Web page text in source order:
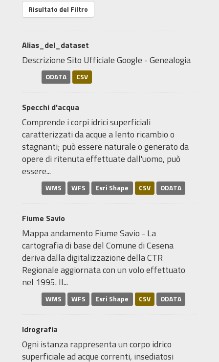
Risultato del Filtro
Alias_del_dataset
Descrizione Sito Ufficiale Google - Genealogia
ODATA CSV
Specchi d'acqua
Comprende i corpi idrici superficiali
caratterizzati da acque a lento ricambio o
stagnanti; può essere naturale o generato da
opere di ritenuta effettuate dall'uomo, può
essere...
WMS WFS Esri Shape CSV ODATA
Fiume Savio
Mappa andamento Fiume Savio - La
cartografia di base del Comune di Cesena
deriva dalla digitalizzazione della CTR
Regionale aggiornata con un volo effettuato
nel 1995. Il...
WMS WFS Esri Shape CSV ODATA
Idrografia
Ogni istanza rappresenta un corpo idrico
superficiale ad acque correnti, insediatosi